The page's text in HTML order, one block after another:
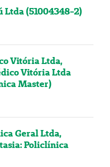
(51004348-2)
Vitória Ltda,
Vitória Ltda
Master)
Geral Ltda,
Policlínica